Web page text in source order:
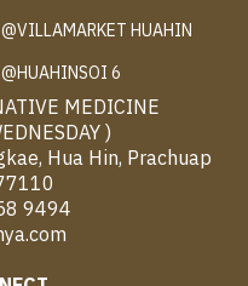
HUAHIN
6
MEDICINE
)
Hua Hin, Prachuap
9494